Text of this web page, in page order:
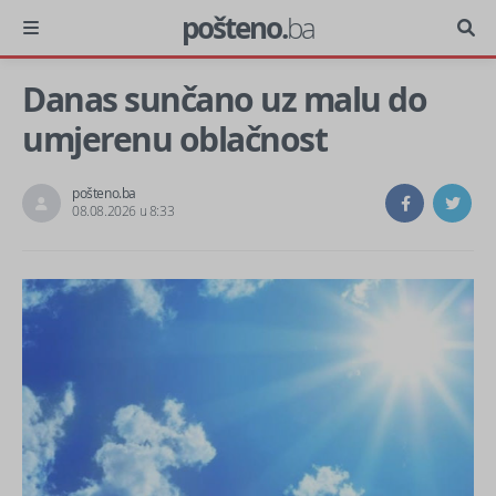
pošteno.ba
Danas sunčano uz malu do
umjerenu oblačnost
pošteno.ba
08.08.2026 u 8:33